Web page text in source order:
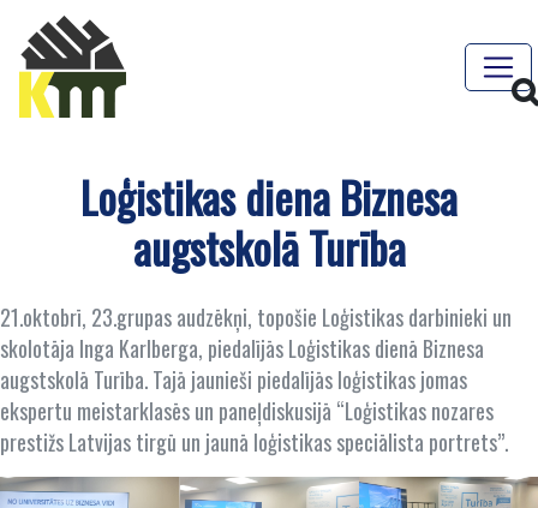
Loģistikas diena Biznesa
augstskolā Turība
21.oktobrī, 23.grupas audzēkņi, topošie Loģistikas darbinieki un
skolotāja Inga Karlberga, piedalījās Loģistikas dienā Biznesa
augstskolā Turība. Tajā jaunieši piedalījās loģistikas jomas
ekspertu meistarklasēs un paneļdiskusijā “Loģistikas nozares
prestižs Latvijas tirgū un jaunā loģistikas speciālista portrets”.